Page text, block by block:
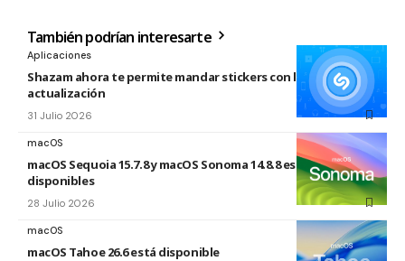
También podrían interesarte
Aplicaciones
Shazam ahora te permite mandar stickers con la nueva
actualización
31 Julio 2026
macOS
macOS Sequoia 15.7.8 y macOS Sonoma 14.8.8 están
disponibles
28 Julio 2026
macOS
macOS Tahoe 26.6 está disponible